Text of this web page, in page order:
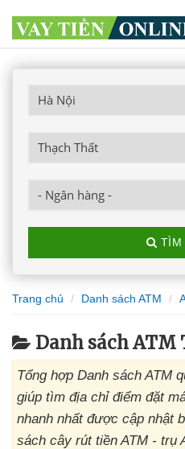
TÌM
Trang chủ Danh sách ATM
Danh sách ATM
Tổng hợp Danh sách ATM
giúp tìm địa chỉ điểm đặt
nhanh nhất được cập nhật
sách cây rút tiền ATM - trụ